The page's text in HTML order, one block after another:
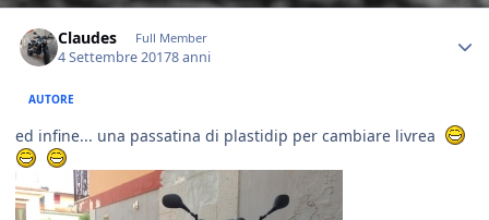
Claudes Full Member
4 Settembre 20178 anni
AUTORE
ed infine... una passatina di plastidip per cambiare livrea